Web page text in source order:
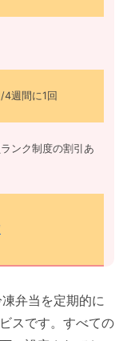
4週間に1回
ンク制度の割引あ
弁当を定期的に
スです。すべての